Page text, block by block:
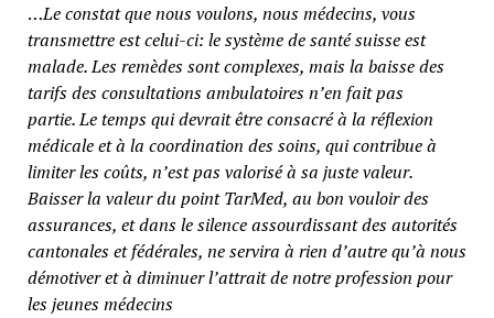
…Le constat que nous voulons, nous médecins, vous
transmettre est celui-ci: le système de santé suisse est
malade. Les remèdes sont complexes, mais la baisse des
tarifs des consultations ambulatoires n’en fait pas
partie.Le temps qui devrait être consacré à la réflexion
médicale et à la coordination des soins, qui contribue à
limiter les coûts, n’est pas valorisé à sa juste valeur.
Baisser la valeur du point TarMed, au bon vouloir des
assurances, et dans le silence assourdissant des autorités
cantonales et fédérales, ne servira à rien d’autre qu’à nous
démotiver et à diminuer l’attrait de notre profession pour
les jeunes médecins